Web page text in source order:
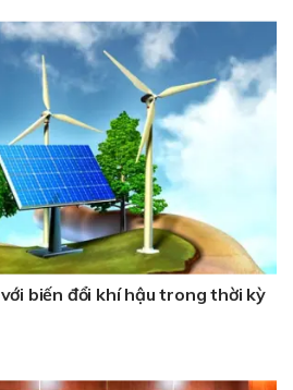
biến đổi khí hậu trong thời kỳ